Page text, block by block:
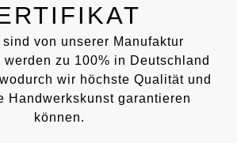
von unserer Manufaktur
zu 100% in Deutschland
wir höchste Qualität und
Handwerkskunst garantieren
können.